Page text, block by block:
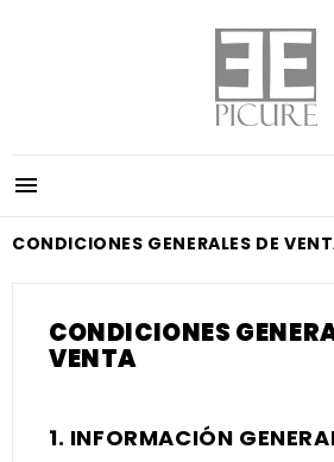

CONDICIONES GENERALES DE
CONDICIONES
VENTA
1. INFORMACIÓN